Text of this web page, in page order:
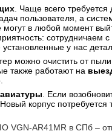
. Чаще всего
пользователя, а
могут в любой момент
у нас
можно очистить от пыли
также работают на
. Если
корпус
VGN-AR41MR в СПб –